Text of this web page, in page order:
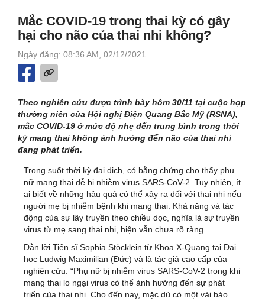
Mắc COVID-19 trong thai kỳ có gây
hại cho não của thai nhi không?
Ngày đăng: 08:36 AM, 02/12/2021
Theo nghiên cứu được trình bày hôm 30/11 tại cuộc họp
thường niên của Hội nghị Điện Quang Bắc Mỹ (RSNA),
mắc COVID-19 ở mức độ nhẹ đến trung bình trong thời
kỳ mang thai không ảnh hưởng đến não của thai nhi
đang phát triển.
Trong suốt thời kỳ đại dịch, có bằng chứng cho thấy phụ
nữ mang thai dễ bị nhiễm virus SARS-CoV-2. Tuy nhiên, ít
ai biết về những hậu quả có thể xảy ra đối với thai nhi nếu
người mẹ bị nhiễm bệnh khi mang thai. Khả năng và tác
động của sự lây truyền theo chiều dọc, nghĩa là sự truyền
virus từ mẹ sang thai nhi, hiện vẫn chưa rõ ràng.
Dẫn lời Tiến sĩ Sophia Stöcklein từ Khoa X-Quang tại Đại
học Ludwig Maximilian (Đức) và là tác giả cao cấp của
nghiên cứu: “Phụ nữ bị nhiễm virus SARS-CoV-2 trong khi
mang thai lo ngại virus có thể ảnh hưởng đến sự phát
triển của thai nhi. Cho đến nay, mặc dù có một vài báo